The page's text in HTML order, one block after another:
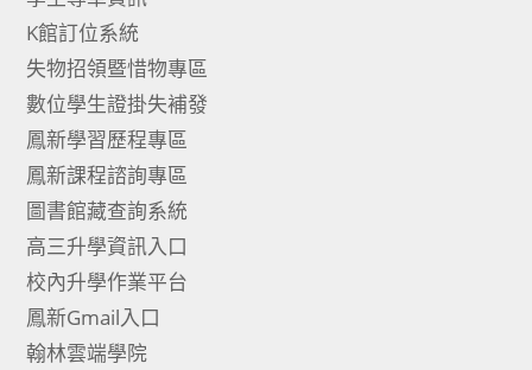
K館訂位系統
失物招領暨惜物專區
數位學生證掛失補發
鳳新學習歷程專區
鳳新課程諮詢專區
圖書館藏查詢系統
高三升學資訊入口
校內升學作業平台
鳳新Gmail入口
翰林雲端學院